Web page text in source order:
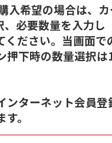
入希望の場合は、
、必要数量を入力し
ください。当画面で
押下時の数量選択
ンターネット会員登
。